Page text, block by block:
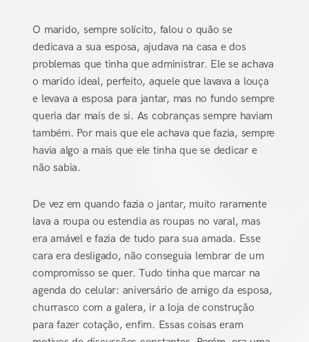
O marido, sempre solícito, falou o quão se
dedicava a sua esposa, ajudava na casa e dos
problemas que tinha que administrar. Ele se achava
o marido ideal, perfeito, aquele que lavava a louça
e levava a esposa para jantar, mas no fundo sempre
queria dar mais de si. As cobranças sempre haviam
também. Por mais que ele achava que fazia, sempre
havia algo a mais que ele tinha que se dedicar e
não sabia.
De vez em quando fazia o jantar, muito raramente
lava a roupa ou estendia as roupas no varal, mas
era amável e fazia de tudo para sua amada. Esse
cara era desligado, não conseguia lembrar de um
compromisso se quer. Tudo tinha que marcar na
agenda do celular: aniversário de amigo da esposa,
churrasco com a galera, ir a loja de construção
para fazer cotação, enfim. Essas coisas eram